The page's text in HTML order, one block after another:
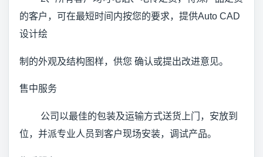
的客户，可在最短时间内按您的要求，提供Auto CAD
设计绘
制的外观及结构图样，供您 确认或提出改进意见。
售中服务
公司以最佳的包装及运输方式送货上门，安放到
位，并派专业人员到客户现场安装，调试产品。